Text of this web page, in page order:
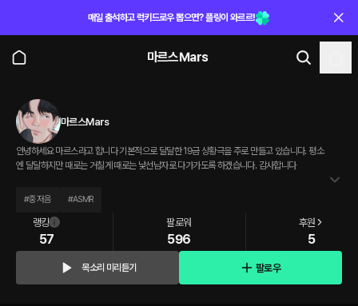
매일 출석하고 럭키드로우 뽑으면? 플링이 와르르!
마르스Mars
마르스Mars
안녕하세요 마르스라고 합니다 기본적으로 달달한 19금 상황극을 주로 만들고 있습니다. 평소
엔 달달하지만 때로는 거칠게 때로는 낯선남자로 다가가도록 하겠습니다. 감사합니다
#중저음 #ASMR
랭킹
57
팔로워
596
후원
5
목소리 미리듣기 팔로우